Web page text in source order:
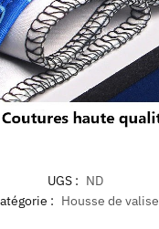
UGS : ND
: Housse de valise